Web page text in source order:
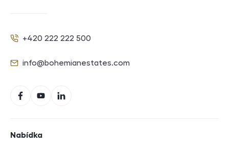
Telefon
+420 222 222 500
E-mail
info@bohemianestates.com
FacebookYouTubeLinkedIn
Nabídka